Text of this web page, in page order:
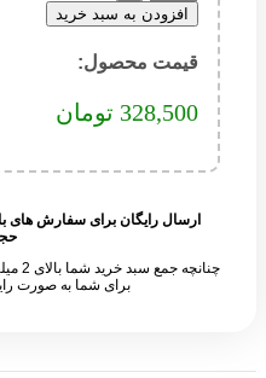
افزودن به سبد خرید
قیمت محصول:​
328,500 تومان
برای شما به صورت